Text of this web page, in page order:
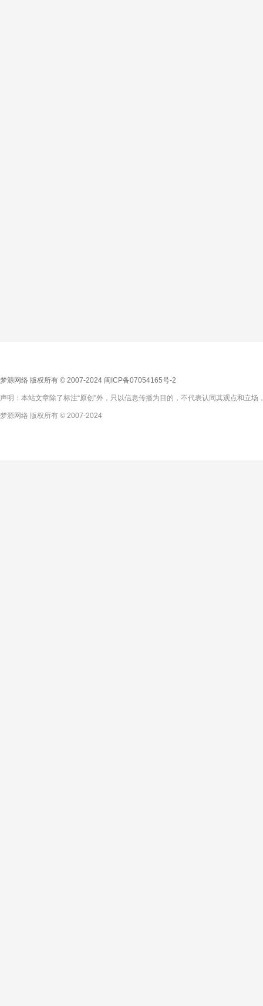
梦源网络 版权所有 © 2007-2024 闽ICP备07054165号-2
声明：本站文章除了标注“原创”外，只以信息传播为目的，不代表认同其观点和立
梦源网络 版权所有 © 2007-2024